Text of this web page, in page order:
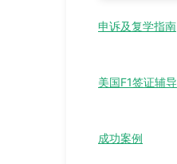
申诉及复学指南
美国F1签证辅导
成功案例